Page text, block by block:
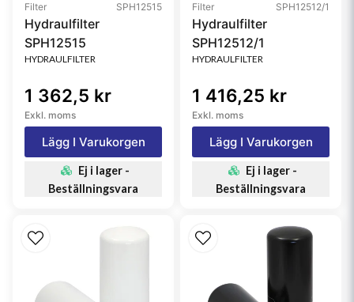
Filter SPH12515
Hydraulfilter
SPH12515
HYDRAULFILTER
1 362,5 kr
Exkl. moms
Lägg I Varukorgen
Ej i lager -
Beställningsvara
Filter SPH12512/1
Hydraulfilter
SPH12512/1
HYDRAULFILTER
1 416,25 kr
Exkl. moms
Lägg I Varukorgen
Ej i lager -
Beställningsvara